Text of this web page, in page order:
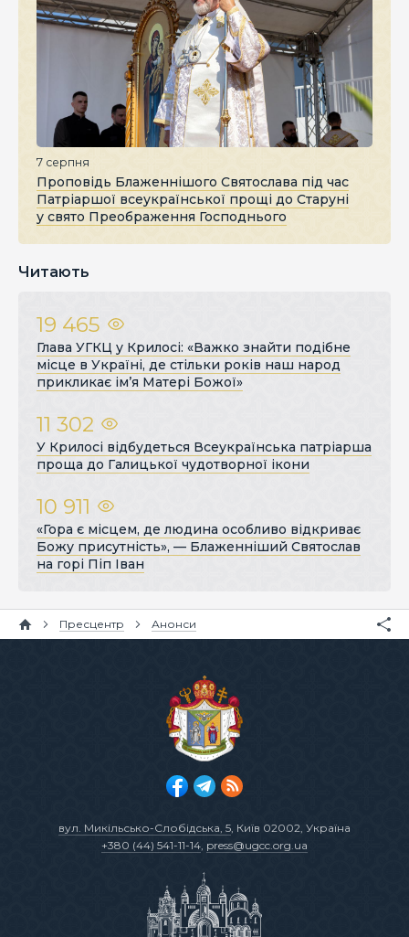
7 серпня
Проповідь Блаженнішого Святослава під час
Патріаршої всеукраїнської прощі до Старуні
у свято Преображення Господнього
Читають
19 465
Глава УГКЦ у Крилосі: «Важко знайти подібне
місце в Україні, де стільки років наш народ
прикликає ім’я Матері Божої»
11 302
У Крилосі відбудеться Всеукраїнська патріарша
проща до Галицької чудотворної ікони
10 911
«Гора є місцем, де людина особливо відкриває
Божу присутність», — Блаженніший Святослав
на горі Піп Іван
Пресцентр Анонси
вул. Микільсько-Слобідська, 5, Київ 02002, Україна
+380 (44) 541-11-14, press@ugcc.org.ua